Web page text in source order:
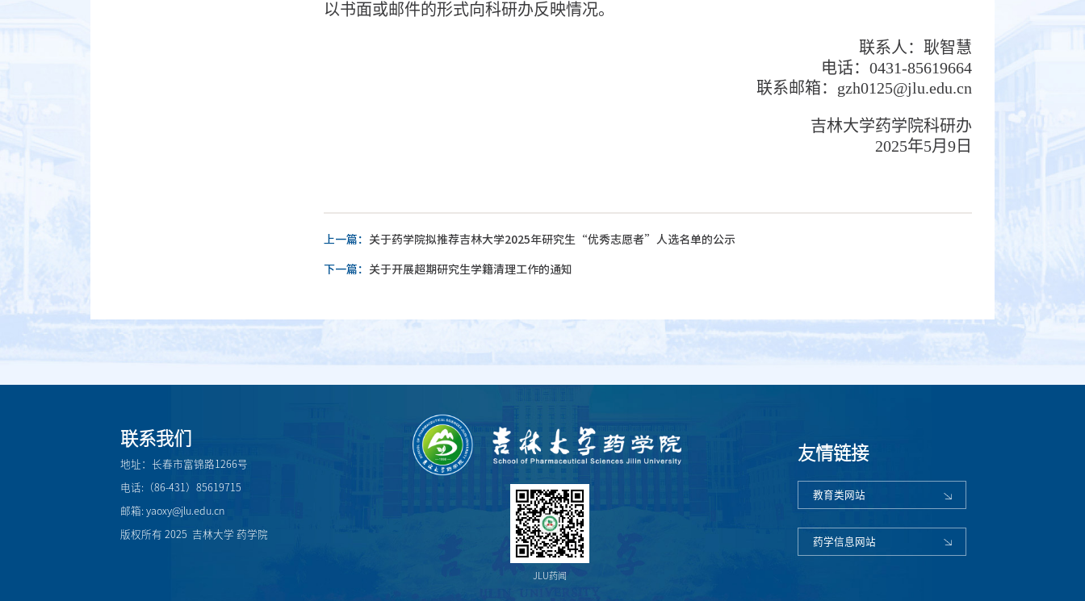
以书面或邮件的形式向科研办反映情况。
联系人：耿智慧
电话： 0431-85619664
联系邮箱： gzh0125@jlu.edu.cn
吉林大学药学院科研办
2025年5月9日
上一篇： 关于药学院拟推荐吉林大学2025年研究生“优秀志愿者”人选名单的公示
下一篇： 关于开展超期研究生学籍清理工作的通知
JLU药闻
联系我们
地址：长春市富锦路1266号
电话:（86-431）85619715
邮箱: yaoxy@jlu.edu.cn
版权所有 2025 吉林大学 药学院
友情链接
教育类网站
药学信息网站